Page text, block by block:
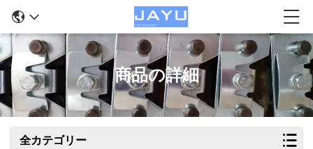
商品の詳細
全カテゴリー